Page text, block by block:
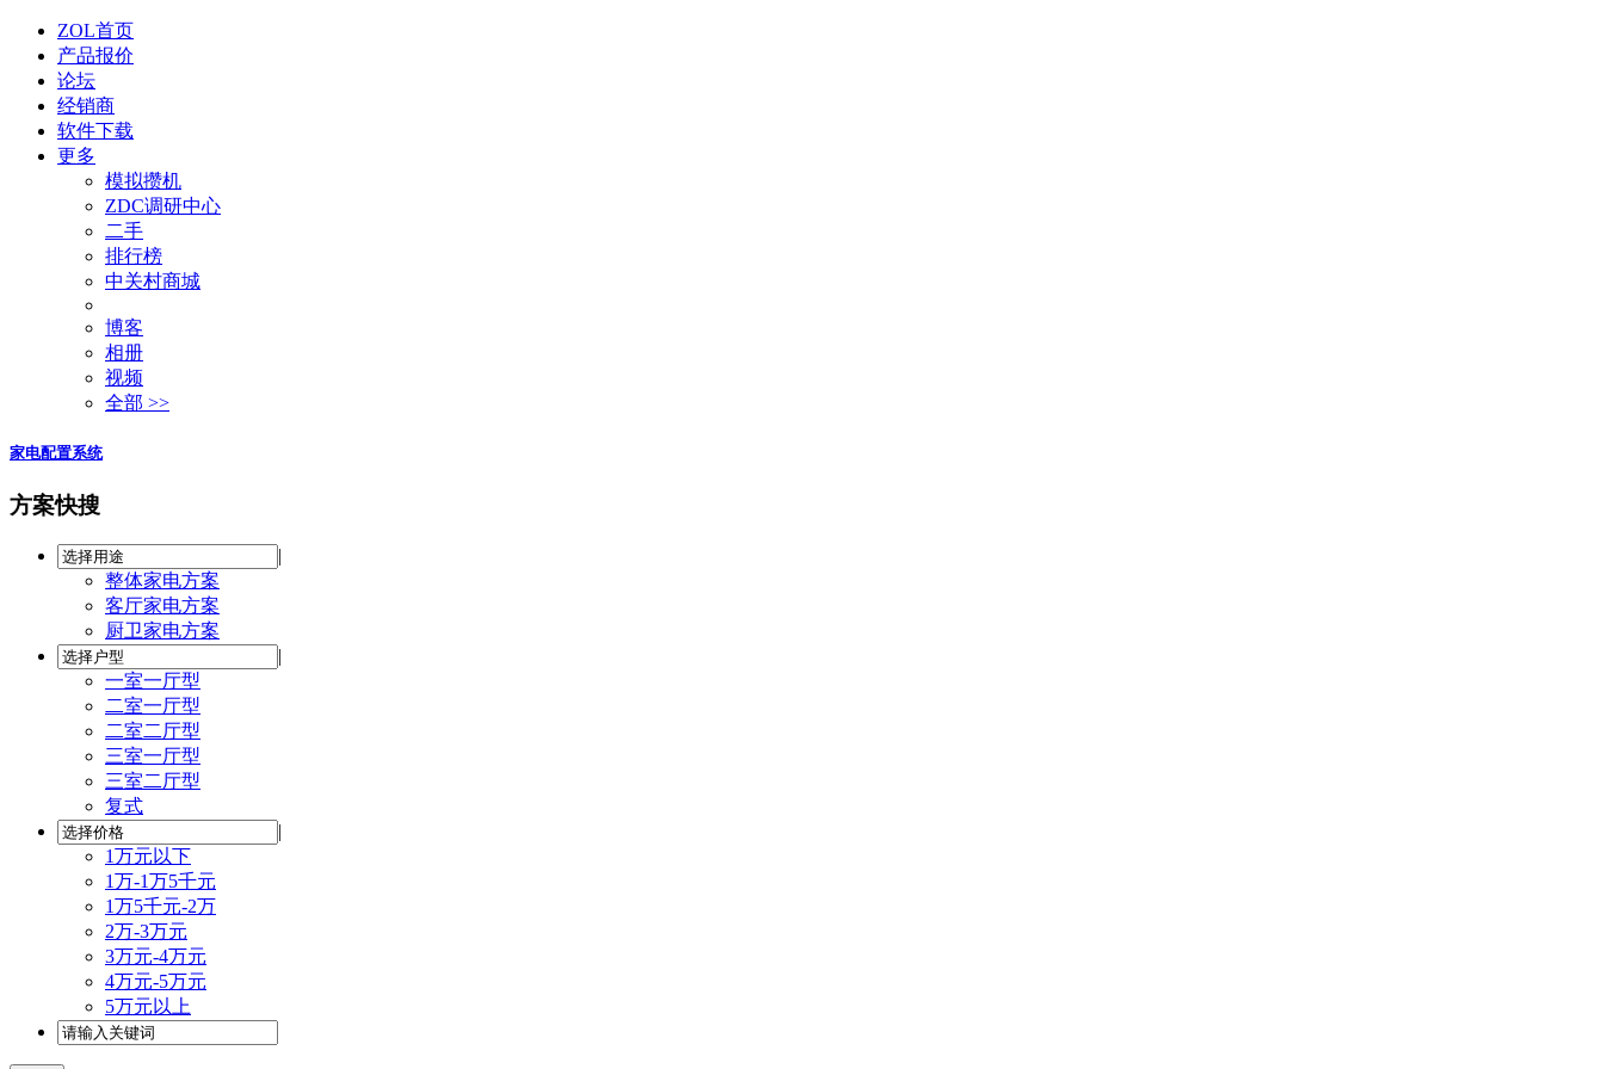
ZOL首页
产品报价
论坛
经销商
软件下载
更多
模拟攒机
ZDC调研中心
二手
排行榜
中关村商城
博客
相册
视频
全部 >>
家电配置系统
方案快搜
|
整体家电方案
客厅家电方案
厨卫家电方案
|
一室一厅型
二室一厅型
二室二厅型
三室一厅型
三室二厅型
复式
|
1万元以下
1万-1万5千元
1万5千元-2万
2万-3万元
3万元-4万元
4万元-5万元
5万元以上